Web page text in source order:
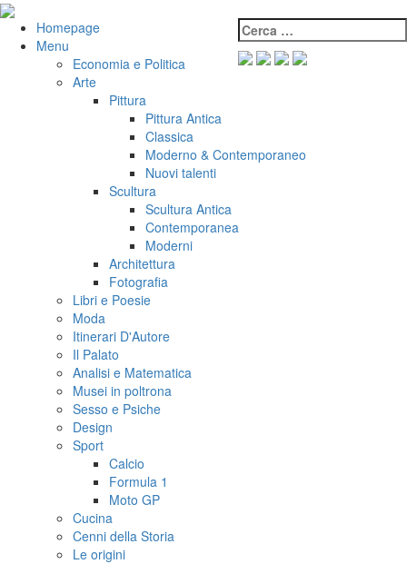
Salta
contenuto
VeniVidiVici Cerca:
Homepage
Menu
Economia e Politica
Arte
Pittura
Pittura Antica
Classica
Moderno & Contemporaneo
Nuovi talenti
Scultura
Scultura Antica
Contemporanea
Moderni
Architettura
Fotografia
Libri e Poesie
Moda
Itinerari D'Autore
Il Palato
Analisi e Matematica
Musei in poltrona
Sesso e Psiche
Design
Sport
Calcio
Formula 1
Moto GP
Cucina
Cenni della Storia
Le origini